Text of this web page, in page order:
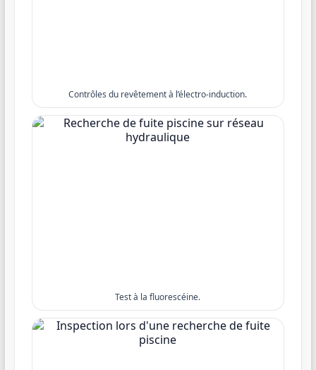
Contrôles du revêtement à l’électro-induction.
Test à la fluorescéine.